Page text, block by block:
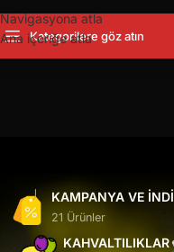
Navigasyona atla
Ana içeriğe atla
Kategorilere göz atın
KAMPANYA VE
21 Ürünler
KAHVALTILIKLAR